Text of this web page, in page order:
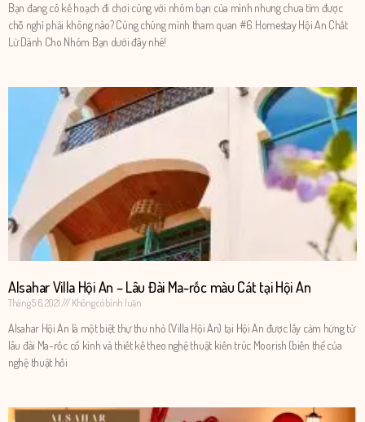
Bạn đang có kế hoạch đi chơi cùng với nhóm bạn của mình nhưng chưa tìm được
chỗ nghỉ phải không nào? Cùng chúng mình tham quan #6 Homestay Hội An Chất
Lừ Dành Cho Nhóm Bạn dưới đây nhé!
Alsahar Villa Hội An – Lâu Đài Ma-rốc màu Cát tại Hội An
Tháng 5 6, 2021 Không có bình luận
Alsahar Hội An là một biệt thự thu nhỏ (Villa Hội An) tại Hội An được lấy cảm hứng từ
lâu đài Ma-rốc cổ kính và thiết kế theo nghệ thuật kiến trúc Moorish (biến thể của
nghệ thuật hồi